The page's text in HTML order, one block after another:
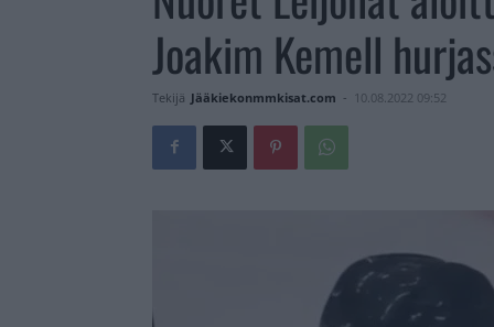
Joakim Kemell
Tekijä Jääkiekonmmkisat.com - 10.08.2022 09:52